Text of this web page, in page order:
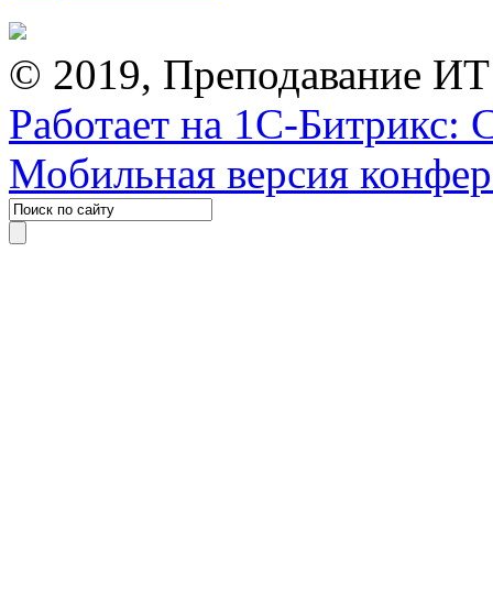
© 2019, Преподавание
Работает на 1С-Битрикс:
Мобильная версия